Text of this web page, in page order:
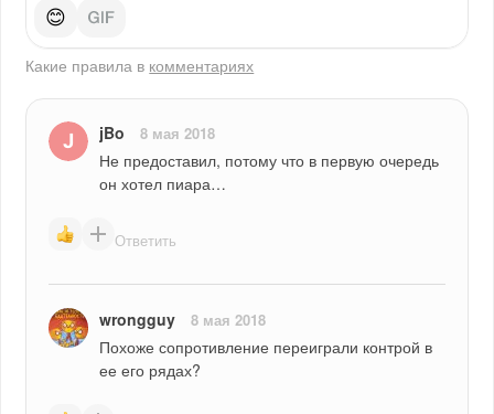
😊
Какие правила в комментариях
jBo 8 мая 2018
Не предоставил, потому что в первую очередь
он хотел пиара…
Ответить
wrongguy 8 мая 2018
Похоже сопротивление переиграли контрой в
ее его рядах?